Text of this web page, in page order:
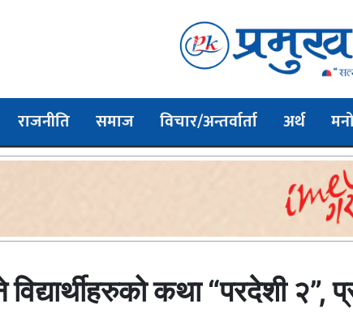
राजनीति समाज विचार/अन्तर्वार्ता अर्थ
कथा “परदेशी